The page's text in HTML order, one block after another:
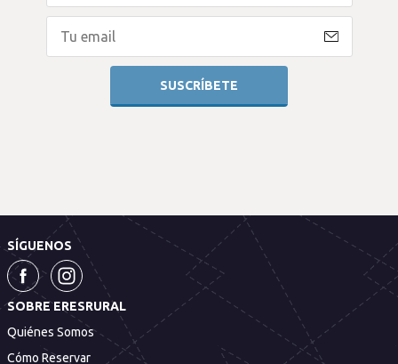
SÍGUENOS
SOBRE ERESRURAL
Quiénes Somos
Cómo Reservar